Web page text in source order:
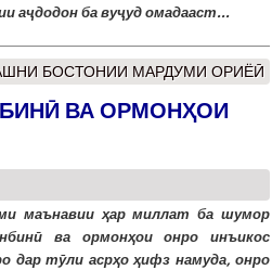
аҷдодон ба вуҷуд омадааст...
БОСТОНИИ МАРДУМИ ОРИЁӢ
ВА ОРМОНҲОИ
маънавии ҳар миллат ба шумор
ва ормонҳои онро инъикос
дар тӯли асрҳо ҳифз намуда, онро